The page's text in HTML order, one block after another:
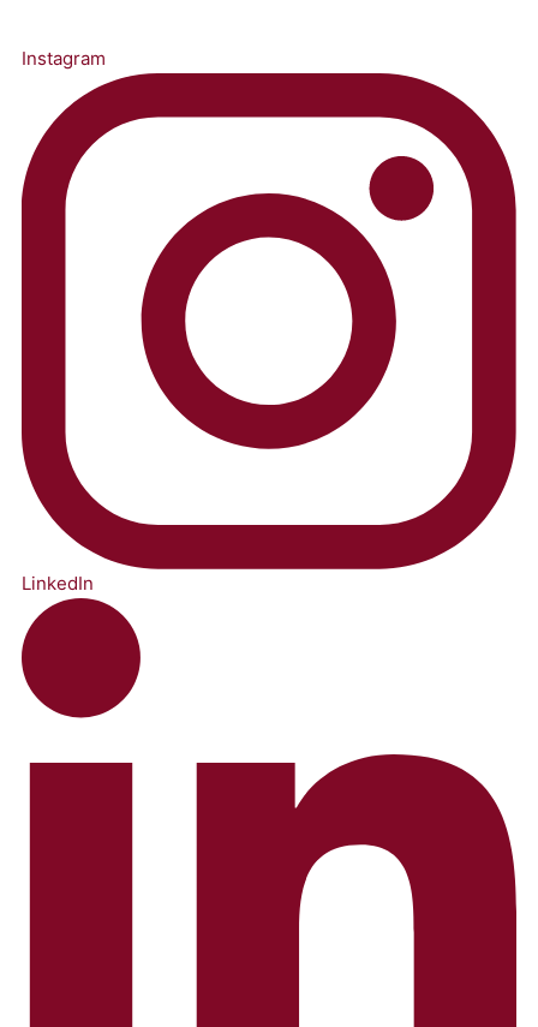
Instagram
LinkedIn